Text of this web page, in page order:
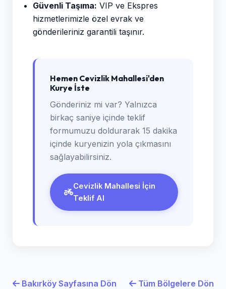
Güvenli Taşıma: VIP ve Ekspres
hizmetlerimizle özel evrak ve
gönderileriniz garantili taşınır.
Hemen Cevizlik Mahallesi'den
Kurye İste
Gönderiniz mi var? Yalnızca
birkaç saniye içinde teklif
formumuzu doldurarak 15 dakika
içinde kuryenizin yola çıkmasını
sağlayabilirsiniz.
Cevizlik Mahallesi İçin
Teklif Al
Bakırköy Sayfasına Dön Tüm Bölgelere Dön